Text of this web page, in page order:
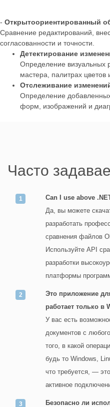
- Открытоориентированный
Сравнение редактирований,
согласованности и точности.
Детектирование
Определение визуальных
мастера, палитрах цветов
Отслеживание
Определение
форм, изображений и
Часто
Can I use above
Да, вы можете
разработать
сравнения файлов
Используйте API
разработки
платформы
Это приложение
работает только в
У вас есть
документов с
того, в какой
будь то Windows,
что требуется, —
активное
Безопасно ли